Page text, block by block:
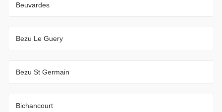
Beuvardes
Bezu Le Guery
Bezu St Germain
Bichancourt